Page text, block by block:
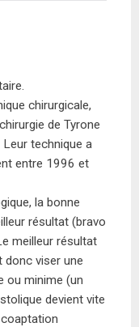
chirurgicale,
de Tyrone
Leur technique a
entre 1996 et
la bonne
résultat (bravo
meilleur résultat
donc viser une
ou minime (un
devient vite